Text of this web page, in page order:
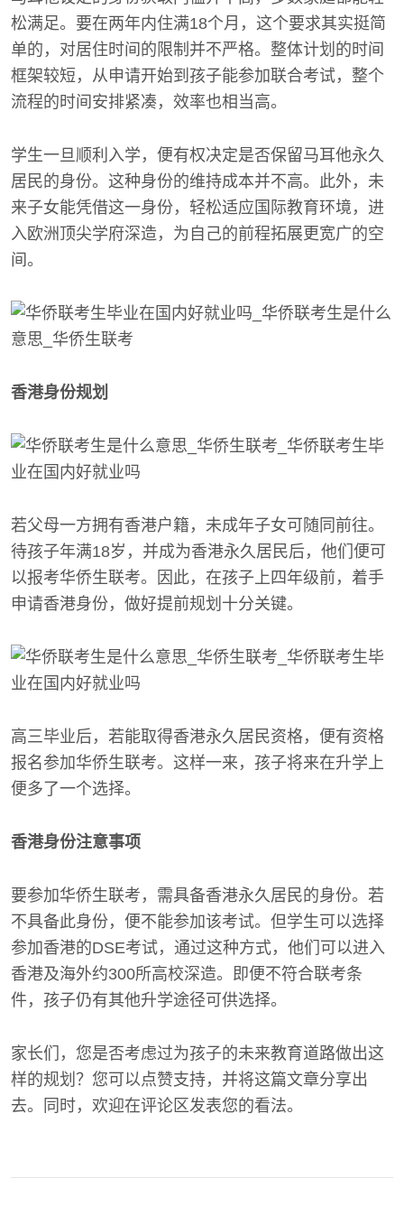
松满足。要在两年内住满18个月，这个要求其实挺简
单的，对居住时间的限制并不严格。整体计划的时间
框架较短，从申请开始到孩子能参加联合考试，整个
流程的时间安排紧凑，效率也相当高。
学生一旦顺利入学，便有权决定是否保留马耳他永久
居民的身份。这种身份的维持成本并不高。此外，未
来子女能凭借这一身份，轻松适应国际教育环境，进
入欧洲顶尖学府深造，为自己的前程拓展更宽广的空
间。
香港身份规划
若父母一方拥有香港户籍，未成年子女可随同前往。
待孩子年满18岁，并成为香港永久居民后，他们便可
以报考华侨生联考。因此，在孩子上四年级前，着手
申请香港身份，做好提前规划十分关键。
高三毕业后，若能取得香港永久居民资格，便有资格
报名参加华侨生联考。这样一来，孩子将来在升学上
便多了一个选择。
香港身份注意事项
要参加华侨生联考，需具备香港永久居民的身份。若
不具备此身份，便不能参加该考试。但学生可以选择
参加香港的DSE考试，通过这种方式，他们可以进入
香港及海外约300所高校深造。即便不符合联考条
件，孩子仍有其他升学途径可供选择。
家长们，您是否考虑过为孩子的未来教育道路做出这
样的规划？您可以点赞支持，并将这篇文章分享出
去。同时，欢迎在评论区发表您的看法。